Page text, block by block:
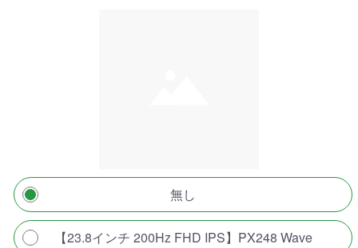
無し
【23.8インチ 200Hz FHD IPS】PX248 Wave